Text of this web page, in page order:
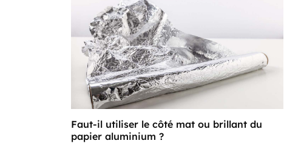
Faut-il utiliser le côté mat ou brillant du
papier aluminium ?